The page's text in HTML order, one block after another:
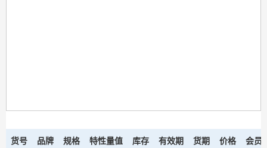
货号 品牌 规格 特性量值 库存 有效期 货期 价格 会员